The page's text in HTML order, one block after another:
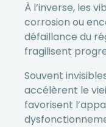
À l’inverse, les
corrosion ou
défaillance du
fragilisent
Souvent
accélèrent le
favorisent